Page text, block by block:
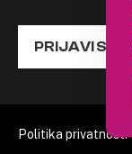
PRIJAVI SE
Politika privatnosti